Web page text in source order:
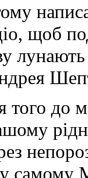
щоб
лунають
того до
самому